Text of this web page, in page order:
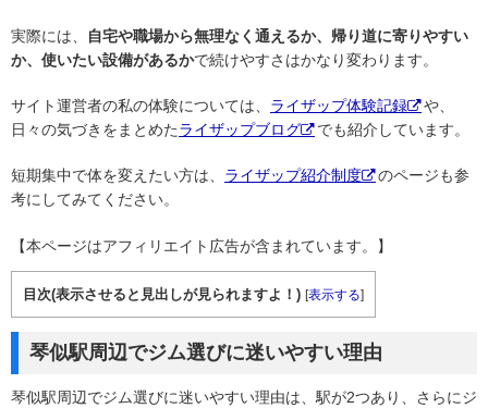
実際には、
自宅や職場から無理なく通えるか、帰り道に寄りやすい
か、使いたい設備があるかで続けやすさはかなり変わります。
サイト運営者の私の体験については、 ライザップ体験記録
や、
日々の気づきをまとめたライザップブログ でも紹介しています。
短期集中で体を変えたい方は、 ライザップ紹介制度
のページも参
考にしてみてください。
【本ページはアフィリエイト広告が含まれています。】
目次(表示させると見出しが見られますよ！) [表示する]
琴似駅周辺でジム選びに迷いやすい理由
琴似駅周辺でジム選びに迷いやすい理由は、駅が2つあり、さらにジ